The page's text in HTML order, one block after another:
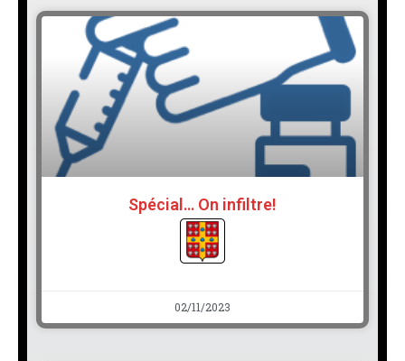
Spécial… On infiltre!
02/11/2023